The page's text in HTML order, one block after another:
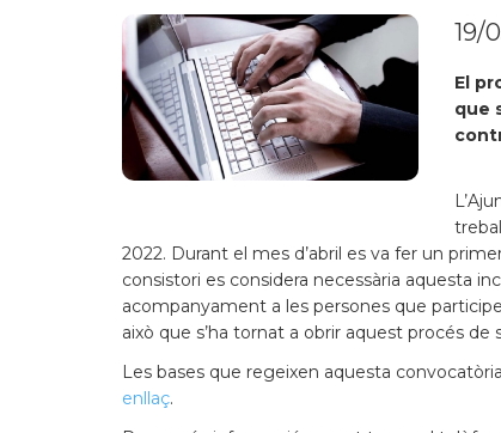
19/
El
que
2022. Durant el mes d’abril es va fer un
consistori es considera necessària aquesta
acompanyament a les persones que
això que s’ha tornat a obrir aquest procés de
Les bases que regeixen aquesta
enllaç.